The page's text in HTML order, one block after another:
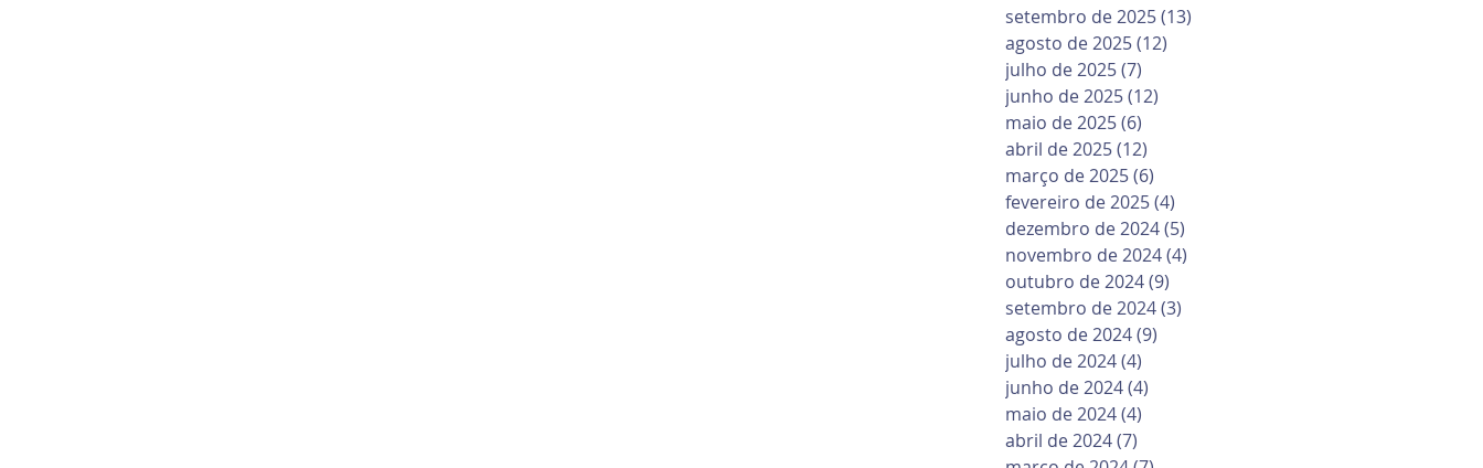
setembro de 2025(13)
agosto de 2025(12)
julho de 2025(7)
junho de 2025(12)
maio de 2025(6)
abril de 2025(12)
março de 2025(6)
fevereiro de 2025(4)
dezembro de 2024(5)
novembro de 2024(4)
outubro de 2024(9)
setembro de 2024(3)
agosto de 2024(9)
julho de 2024(4)
junho de 2024(4)
maio de 2024(4)
abril de 2024(7)